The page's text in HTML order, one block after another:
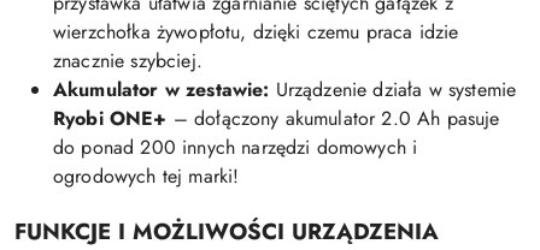
wierzchołka żywopłotu, dzięki czemu praca idzie
znacznie szybciej.
Akumulator w zestawie: Urządzenie działa w systemie
Ryobi ONE+ – dołączony akumulator 2.0 Ah pasuje
do ponad 200 innych narzędzi domowych i
ogrodowych tej marki!
FUNKCJE I MOŻLIWOŚCI URZĄDZENIA